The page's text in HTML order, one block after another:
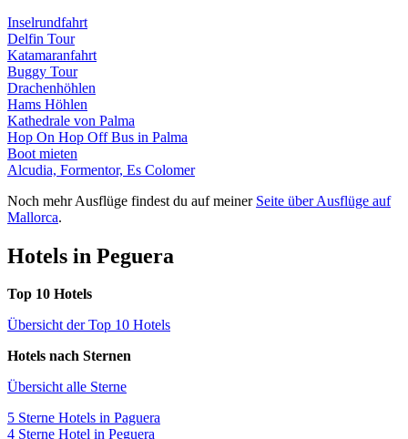
Inselrundfahrt
Delfin Tour
Katamaranfahrt
Buggy Tour
Drachenhöhlen
Hams Höhlen
Kathedrale von Palma
Hop On Hop Off Bus in Palma
Boot mieten
Alcudia, Formentor, Es Colomer
Noch mehr Ausflüge findest du auf meiner Seite über Ausflüge auf
Mallorca.
Hotels in Peguera
Top 10 Hotels
Übersicht der Top 10 Hotels
Hotels nach Sternen
Übersicht alle Sterne
5 Sterne Hotels in Paguera
4 Sterne Hotel in Peguera